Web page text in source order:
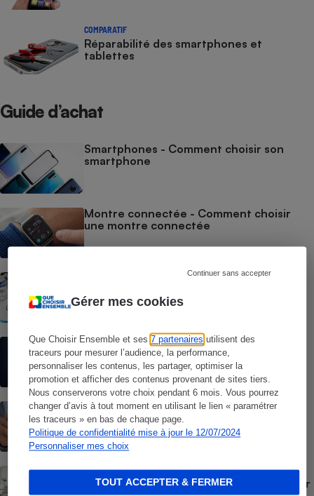
Gérer mes cookies
Que Choisir Ensemble et ses7 partenaires utilisent des
traceurs pour mesurer l’audience, la performance,
personnaliser les contenus, les partager, optimiser la
promotion et afficher des contenus provenant de sites tiers.
Nous conserverons votre choix pendant 6 mois. Vous pourrez
changer d’avis à tout moment en utilisant le lien « paramétrer
les traceurs » en bas de chaque page.
Politique de confidentialité mise à jour le 12/07/2024
Personnaliser mes choix
Continuer sans accepter
TOUT ACCEPTER & FERMER
COMPARATIF
Réparabilité des smartphones et
tablettes
Guide d’achat
Smartphones - Comment choisir son
smartphone
Montre connectée - Comment choisir
une montre connectée
Smartphones reconditionnés - Nos
Smartphones pas chers - Comment
choisir un smartphone low cost
Forfait téléphonique - Les 10 questions à
se poser pour bien choisir son forfait
Téléphones mobiles pour seniors - Moins
de fonctionnalités et plus simple à utiliser